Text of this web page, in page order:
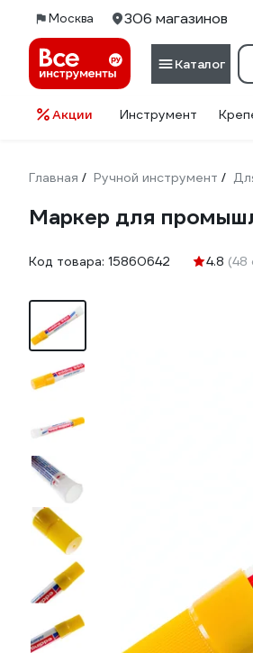
Москва 306 магазинов
Каталог
Акции Инструмент
Главная / Ручной инструмент /
Маркер для
Код товара: 15860642 4.8 (48